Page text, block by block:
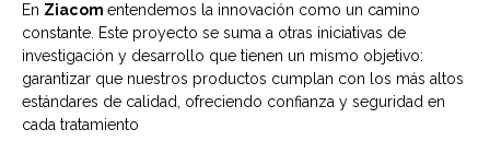
En Ziacom entendemos la innovación como un camino
constante. Este proyecto se suma a otras iniciativas de
investigación y desarrollo que tienen un mismo objetivo:
garantizar que nuestros productos cumplan con los más altos
estándares de calidad, ofreciendo confianza y seguridad en
cada tratamiento